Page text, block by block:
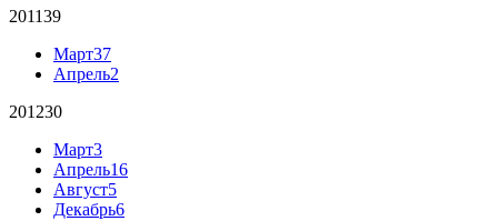
201139
Март37
Апрель2
201230
Март3
Апрель16
Август5
Декабрь6